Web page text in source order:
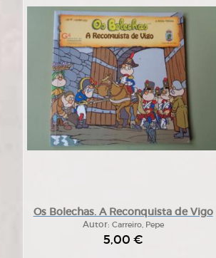
Os Bolechas. A Reconquista de Vigo
Autor: Carreiro, Pepe
5,00 €